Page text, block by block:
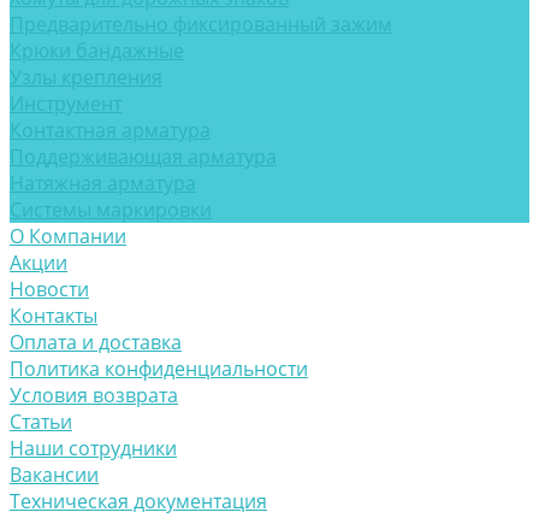
Предварительно фиксированный зажим
Крюки бандажные
Узлы крепления
Инструмент
Контактная арматура
Поддерживающая арматура
Натяжная арматура
Системы маркировки
О Компании
Акции
Новости
Контакты
Оплата и доставка
Политика конфиденциальности
Условия возврата
Статьи
Наши сотрудники
Вакансии
Техническая документация